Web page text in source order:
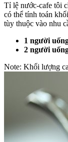
Tỉ lệ nước-cafe tôi
có thể tính toán
tùy thuộc vào nhu
1 người
2 người
Note: Khối lượng